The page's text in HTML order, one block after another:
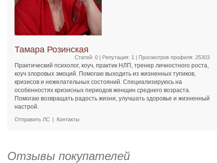
Тамара Розинская
Статей: 0 | Репутация: 1 | Просмотров профиля: 25303
Практический психолог, коуч, практик НЛП, тренер личностного роста,
коуч злоровых эмоций. Помогаю выходить из жизненных тупиков,
кризисов и нежелательных состояний. Специализируюсь на
особенностях кризисных периодов женщин среднего возраста.
Помогаю возвращать радость жизни, улучшать здоровье и жизненный
настрой.
Отправить ЛС Контакты
Отзывы покупателей